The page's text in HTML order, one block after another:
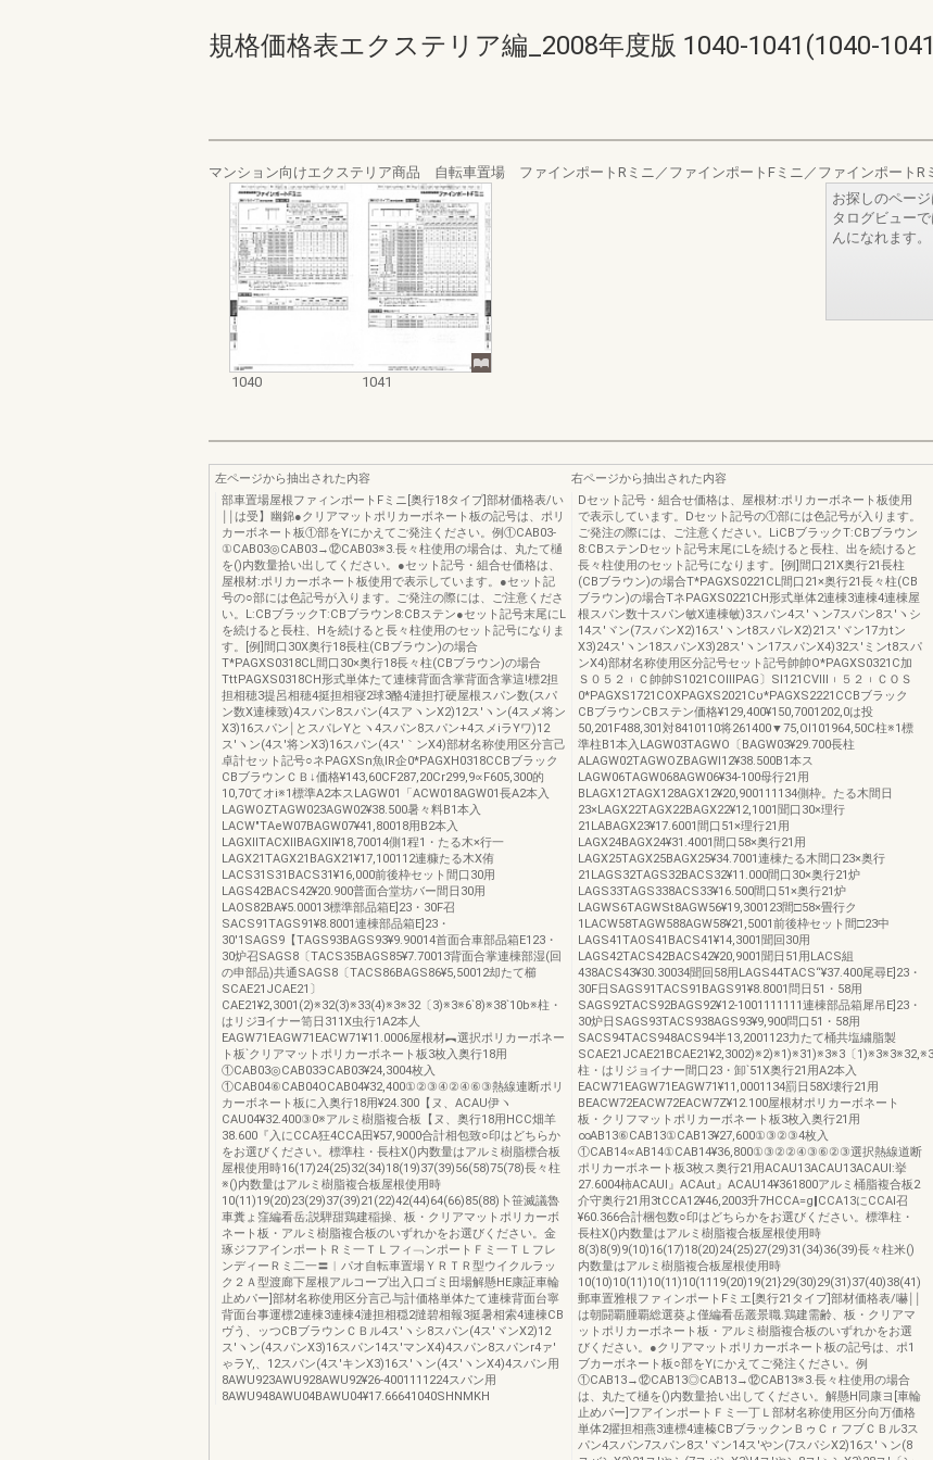
規格価格表エクステリア編_2008年度版 1040-1041(1040-
マンション向けエクステリア商品 自転車置場 ファインポートRミニ／ファインポートFミニ／ファインポートR
1040 1041
お探しのペー
タログビュー
んになれます。
左ページから抽出された内容
部車置場屋根ファィンポートFミニ[奥行18タイプ]部材価格表/い
￨￨は受】幽錦●クリアマットポリカーボネート板の記号は、ポリ
カーボネート板①部をYにかえてご発注ください。例①CAB03-
①CAB03◎CAB03→⑫CAB03※3.長々柱使用の場合は、丸たて樋
を()内数量拾い出してください。●セット記号・組合せ価格は、
屋根材:ポリカーボネート板使用で表示しています。●セット記
号の○部には色記号が入ります。ご発注の際には、ご注意くださ
い。L:CBブラックT:CBブラウン8:CBステン●セット記号末尾にL
を続けると長柱、Hを続けると長々柱使用のセット記号になりま
す。[例]間口30X奥行18長柱(CBブラウン)の場合
T*PAGXS0318CL間口30×奥行18長々柱(CBブラウン)の場合
TttPAGXS0318CH形式単体たて連棟背面含掌背面含掌這!標2担
担相穂3提呂相穂4挺担相寝2球3酪4漣担打硬屋根スパン数(スパ
ン数X連棟致)4スパン8スパン(4スアヽンX2)12ス′ヽン(4スメ将ン
X3)16スパン￨とスパレYとヽ4スパン8スパン+4スメiラYワ)12
ス′ヽン(4ス′将ンX3)16スパン(4ス′｀ンX4)部材名称使用区分言己
卓計セット記号○ネPAGXSn魚lR企0*PAGXH0318CCBブラック
CBブラウンＣＢ↓価格¥143,60CF287,20Cr299,9∝F605,300的
10,70てオi※1標準A2本スLAGW01「ACW018AGW01長A2本入
LAGWOZTAGW023AGW02¥38.500暑々料B1本入
LACW"TAeW07BAGW07¥41,80018用B2本入
LAGXllTACXllBAGXll¥18,70014側1程1・たる木×行一
LAGX21TAGX21BAGX21¥17,100112連糠たる木X侑
LACS31S31BACS31¥16,000前後枠セット間口30用
LAGS42BACS42¥20.900普面合堂坊バー間日30用
LAOS82BA¥5.00013標準部品箱E]23・30F召
SACS91TAGS91¥8.8001連棟部品箱E]23・
30'1SAGS9【TAGS93BAGS93¥9.90014首面合車部品箱E123・
30炉召SAGS8〔TACS35BAGS85¥7.70013背面合掌連棟部湿(回
の申部品)共通SAGS8〔TACS86BAGS86¥5,50012却たて櫛
SCAE21JCAE21〕
CAE21¥2,3001(2)※32(3)※33(4)※3※32〔3)※3※6`8)※38`10b※柱・
はリジ∃イナー笥日311X虫行1A2本人
EAGW71EAGW71EACW71¥11.0006屋根材︻選択ポリカーボネー
ト板`クリアマットポリカーボネート板3枚入奥行18用
①CAB03◎CAB03ЭCAB03¥24,3004枚入
①CAB04⑥CAB04OCAB04¥32,400①②③④②④⑥③熱線連断ポリ
カーボネート板に入奥行18用¥24.300【ヌ、ACAU伊ヽ
CAU04¥32.400③0※アルミ樹脂複合板【ヌ、奥行18用HCC畑羊
38.600『入にCCA狂4CCA田¥57,9000合計相包致○印はどちらか
をお選びください。標準柱・長柱X()内数量はアルミ樹脂標合板
屋根使用時16(17)24(25)32(34)18(19)37(39)56(58)75(78)長々柱
※()内数量はアルミ樹脂複合板屋根使用時
10(11)19(20)23(29)37(39)21(22)42(44)64(66)85(88)卜笹滅議魯
車糞ょ窪編看岳;説騨甜鶏建稲操、板・クリアマットポリカーボ
ネート板・アルミ樹脂複合板のいずれかをお選びください。金
琢ジフアインポートＲミ一ＴＬフィ﹁ンポートＦミ一ＴＬフレ
ンディーＲミ二一〓︱パオ自転車置場ＹＲＴＲ型ウイクルラッ
ク２Ａ型渡廊下屋根アルコープ出入口ゴミ田場解懸HE康証車輪
止めパー]部材名称使用区分言己与計価格単体たて連棟背面台寧
背面台事運標2連棟3連棟4漣担相穏2撻碧相報3挺暑相索4連棟CB
ヴう、ッつCBブラウンＣＢル4ス′ヽシ8スパン(4ス′ヾンX2)12
ス′ヽン(4スパンX3)16スパン14ス′マンX4)4スパン8スパンr4ァ′
ゃラY,、12スパン(4ス′キンX3)16ス′ヽン(4ス′ヽンX4)4スパン用
8AWU923AWU928AWU92¥26‐4001111224スパン用
8AWU948AWU04BAWU04¥17.66641040SHNMKH
右ページから抽出された内容
Dセット記号・組合せ価格は、屋根材:ポリカーボネート板使用
で表示しています。Dセット記号の①部には色記号が入ります。
ご発注の際には、ご注意ください。LiCBブラックT:CBブラウン
8:CBステンDセット記号末尾にLを続けると長柱、出を続けると
長々柱使用のセット記号になります。[例]間口21X奥行21長柱
(CBブラウン)の場合T*PAGXS0221CL間口21×奥行21長々柱(CB
ブラウン)の場合TネPAGXS0221CH形式単体2連棟3連棟4連棟屋
根スパン数十スパン敏X連棟敏)3スパン4ス′ヽン7スパン8ス′ヽシ
14ス′ヾン(7スバンX2)16ス′ヽンt8スパレX2)21ス′ヾン17カtン
X3)24ス′ヽン18スパンX3)28ス′ヽン17スパンX4)32ス′ミンt8スパ
ンX4)部材名称使用区分記号セット記号帥帥O*PAGXS0321C加
Ｓ０５２︲Ｃ帥帥S1021COⅢPAG〕Sl121CⅧ︲５２︲ＣＯＳ
0*PAGXS1721COXPAGXS2021Cυ*PAGXS2221CCBブラック
CBブラウンCBステン価格¥129,400¥150,7001202,0は投
50,201F488,301対8410110将261400▼75,Ol101964,50C柱※1標
準柱B1本入LAGW03TAGWO〔BAGW03¥29.700長柱
ALAGW02TAGWOZBAGWl12¥38.500B1本ス
LAGW06TAGW068AGW06¥34‐100母行21用
BLAGX12TAGX128AGX12¥20,900111134側枠。たる木間日
23×LAGX22TAGX22BAGX22¥12,1001聞口30×理行
21LABAGX23¥17.6001間口51×理行21用
LAGX24BAGX24¥31.4001間口58×奥行21用
LAGX25TAGX25BAGX25¥34.7001連棟たる木間口23×奥行
21LAGS32TAGS32BACS32¥11.000間口30×奥行21炉
LAGS33TAGS338ACS33¥16.500間口51×奥行21炉
LAGWS6TAGWSt8AGW56¥19,300123間□58×畳行ク
1LACW58TAGW588AGW58¥21,5001前後枠セット間□23中
LAGS41TAOS41BACS41¥14,3001聞回30用
LAGS42TACS42BACS42¥20,9001聞日51用LACS組
438ACS43¥30.30034聞回58用LAGS44TACS“¥37.400尾尋E]23・
30F日SAGS91TACS91BAGS91¥8.8001問日51・58用
SAGS92TACS92BAGS92¥12‐1001111111連棟部品箱犀吊E]23・
30炉日SAGS93TACS938AGS93¥9,900問口51・58用
SACS94TACS948ACS94半13,2001123力たて桶共塩繍脂製
SCAE21JCAE21BCAE21¥2,3002)※2)※1)※31)※3※3〔
柱・はリジョイナー間口23・卸`51X奥行21用A2本入
EACW71EAGW71EAGW71¥11,0001134罰日58X壊行21用
BEACW72EACW72EACW7Z¥12.100屋根材ポリカーボネート
板・クリフマットポリカーボネート板3枚入奥行21用
∞AB13⑥CAB13①CAB13¥27,600①③②③4枚入
①CAB14∝AB14①CAB14¥36,800①③②②④③⑥②③選択熱線道断
ポリカーボネート板3枚ス奥行21用ACAU13ACAU13ACAUl:挙
27.6004柿ACAUl』ACAut』ACAU14¥361800アルミ桶脂複合板2
介守奥行21用3tCCA12¥46,2003升7HCCA=g‖CCA13にCCAl召
¥60.366合計梱包数○印はどちらかをお選びください。標準柱・
長柱X()内数量はアルミ樹脂複合板屋根使用時
8(3)8(9)9(10)16(17)18(20)24(25)27(29)31(34)36(39)長々柱米()
内数量はアルミ樹脂複合板屋根使用時
10(10)10(11)10(11)10(1119(20)19(21}29(30)29(31)37(40)38(41)
郵車置雅根ファィンポートFミエ[奥行21タイプ]部材価格表/嚇￨￨
は朝闘覇腫覇総選葵よ僅編看岳叢景職.鶏建需齢、板・クリアマ
ットポリカーボネート板・アルミ樹脂複合板のいずれかをお選
びください。●クリアマットポリカーボネート板の記号は、ポ1
ブカーボネート板○部をYにかえてご発注ください。例
①CAB13→⑫CAB13◎CAB13→⑫CAB13※3.長々柱使用の場合
は、丸たて樋を()内数量拾い出してください。解懸H同康ヨ[車輪
止めパー]フアインポートＦミ一丁Ｌ部材名称使用区分向万価格
単体2擢担相燕3連標4連榛CBブラックンＢゥＣｒフブＣＢル3ス
パン4スパン7スパン8ス′ヾン14ス′やン(7スパシX2)16ス′ヽン(8